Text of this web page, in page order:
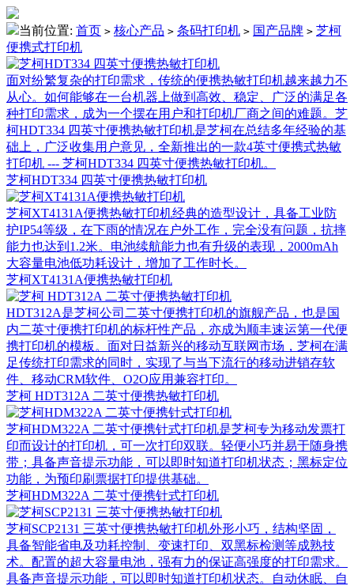
当前位置: 首页 > 核心产品 > 条码打印机 > 国产品牌 > 芝柯
便携式打印机
面对纷繁复杂的打印需求，传统的便携热敏打印机越来越力不
从心。如何能够在一台机器上做到高效、稳定、广泛的满足各
种打印需求，成为一个摆在用户和打印机厂商之间的难题。芝
柯HDT334 四英寸便携热敏打印机是芝柯在总结多年经验的基
础上，广泛收集用户意见，全新推出的一款4英寸便携式热敏
打印机 --- 芝柯HDT334 四英寸便携热敏打印机。
芝柯HDT334 四英寸便携热敏打印机
芝柯XT4131A便携热敏打印机经典的造型设计，具备工业防
护IP54等级，在下雨的情况在户外工作，完全没有问题，抗摔
能力也达到1.2米。电池续航能力也有升级的表现，2000mAh
大容量电池低功耗设计，增加了工作时长。
芝柯XT4131A便携热敏打印机
HDT312A是芝柯公司二英寸便携打印机的旗舰产品，也是国
内二英寸便携打印机的标杆性产品，亦成为顺丰速运第一代便
携打印机的模板。面对日益新兴的移动互联网市场，芝柯在满
足传统打印需求的同时，实现了与当下流行的移动进销存软
件、移动CRM软件、O2O应用兼容打印。
芝柯 HDT312A 二英寸便携热敏打印机
芝柯HDM322A 二英寸便携针式打印机是芝柯专为移动发票打
印而设计的打印机，可一次打印双联。轻便小巧并易于随身携
带；具备声音提示功能，可以即时知道打印机状态；黑标定位
功能，为预印刷票据打印提供基础。
芝柯HDM322A 二英寸便携针式打印机
芝柯SCP2131 三英寸便携热敏打印机外形小巧，结构坚固，
具备智能省电及功耗控制、变速打印、双黑标检测等成熟技
术。配置的超大容量电池，强有力的保证高强度的打印需求。
具备声音提示功能，可以即时知道打印机状态。自动休眠、自